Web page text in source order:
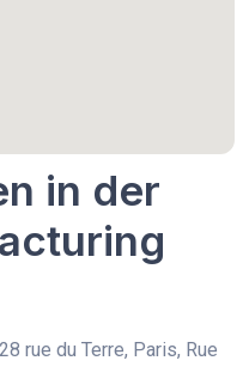
in der
28 rue du Terre, Paris, Rue